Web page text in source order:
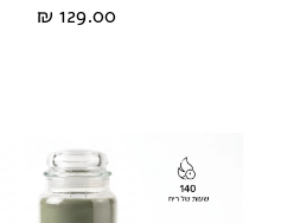
129.00 ₪